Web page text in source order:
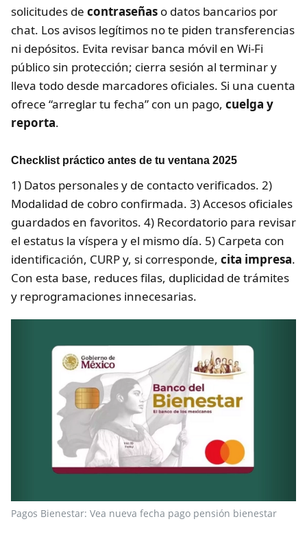
solicitudes de contraseñas o datos bancarios por
chat. Los avisos legítimos no te piden transferencias
ni depósitos. Evita revisar banca móvil en Wi-Fi
público sin protección; cierra sesión al terminar y
lleva todo desde marcadores oficiales. Si una cuenta
ofrece “arreglar tu fecha” con un pago, cuelga y
reporta.
Checklist práctico antes de tu ventana 2025
1) Datos personales y de contacto verificados. 2)
Modalidad de cobro confirmada. 3) Accesos oficiales
guardados en favoritos. 4) Recordatorio para revisar
el estatus la víspera y el mismo día. 5) Carpeta con
identificación, CURP y, si corresponde, cita impresa.
Con esta base, reduces filas, duplicidad de trámites
y reprogramaciones innecesarias.
Pagos Bienestar: Vea nueva fecha pago pensión bienestar